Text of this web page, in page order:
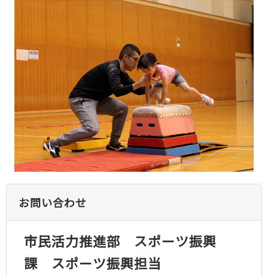
お問い合わせ
市民活力推進部 スポーツ振興
課 スポーツ振興担当